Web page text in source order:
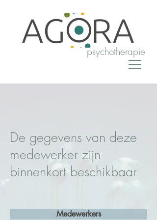
psychotherapie
De gegevens van deze
medewerker zijn
binnenkort beschikbaar
Medewerkers